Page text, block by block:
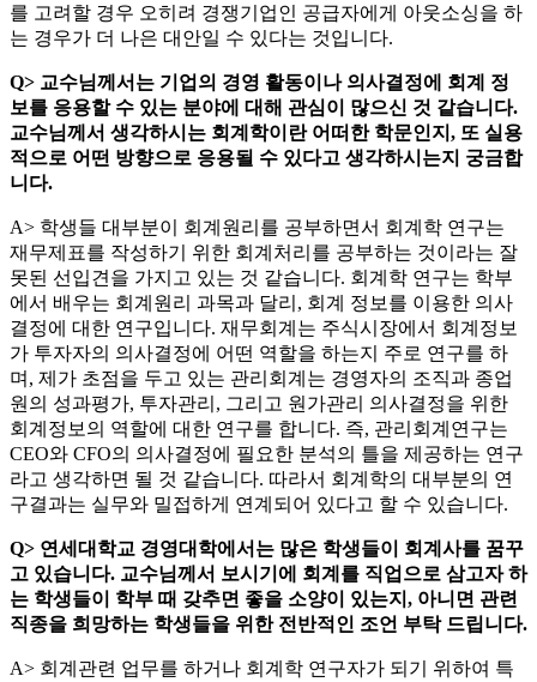
를 고려할 경우 오히려 경쟁기업인 공급자에게 아웃소싱을 하
는 경우가 더 나은 대안일 수 있다는 것입니다.
Q> 교수님께서는 기업의 경영 활동이나 의사결정에 회계 정
보를 응용할 수 있는 분야에 대해 관심이 많으신 것 같습니다.
교수님께서 생각하시는 회계학이란 어떠한 학문인지, 또 실용
적으로 어떤 방향으로 응용될 수 있다고 생각하시는지 궁금합
니다.
A> 학생들 대부분이 회계원리를 공부하면서 회계학 연구는
재무제표를 작성하기 위한 회계처리를 공부하는 것이라는 잘
못된 선입견을 가지고 있는 것 같습니다. 회계학 연구는 학부
에서 배우는 회계원리 과목과 달리, 회계 정보를 이용한 의사
결정에 대한 연구입니다. 재무회계는 주식시장에서 회계정보
가 투자자의 의사결정에 어떤 역할을 하는지 주로 연구를 하
며, 제가 초점을 두고 있는 관리회계는 경영자의 조직과 종업
원의 성과평가, 투자관리, 그리고 원가관리 의사결정을 위한
회계정보의 역할에 대한 연구를 합니다. 즉, 관리회계연구는
CEO와 CFO의 의사결정에 필요한 분석의 틀을 제공하는 연구
라고 생각하면 될 것 같습니다. 따라서 회계학의 대부분의 연
구결과는 실무와 밀접하게 연계되어 있다고 할 수 있습니다.
Q> 연세대학교 경영대학에서는 많은 학생들이 회계사를 꿈꾸
고 있습니다. 교수님께서 보시기에 회계를 직업으로 삼고자 하
는 학생들이 학부 때 갖추면 좋을 소양이 있는지, 아니면 관련
직종을 희망하는 학생들을 위한 전반적인 조언 부탁 드립니다.
A> 회계관련 업무를 하거나 회계학 연구자가 되기 위하여 특